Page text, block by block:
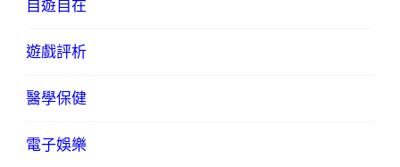
自遊自在
遊戲評析
醫學保健
電子娛樂